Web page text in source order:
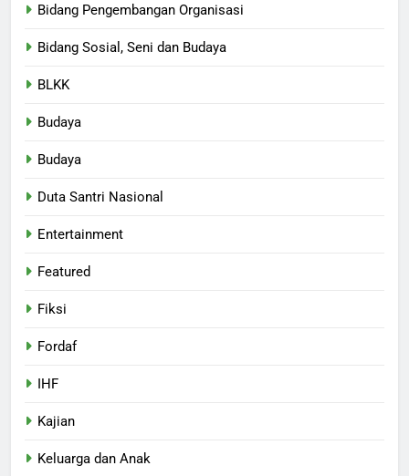
Bidang Pengembangan Organisasi
Bidang Sosial, Seni dan Budaya
BLKK
Budaya
Budaya
Duta Santri Nasional
Entertainment
Featured
Fiksi
Fordaf
IHF
Kajian
Keluarga dan Anak